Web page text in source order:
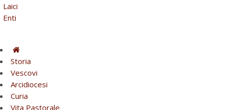
Laici
Enti
Storia
Vescovi
Arcidiocesi
Curia
Vita Pastorale